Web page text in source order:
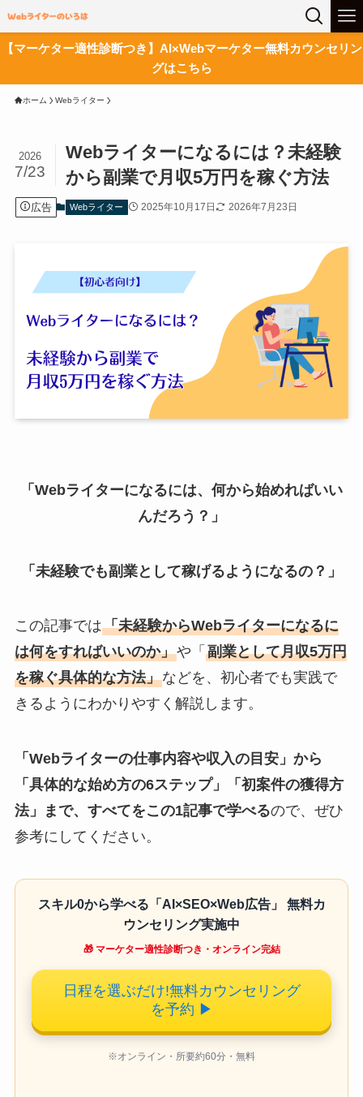
【マーケター適性診断つき】AI×Webマーケター無料カウンセリン
グはこちら
ホーム Webライター
Webライターになるには？未経験
から副業で月収5万円を稼ぐ方法
2026
7/23
広告 Webライター 2025年10月17日 2026年7月23日
「Webライターになるには、何から始めればいい
んだろう？」
「未経験でも副業として稼げるようになるの？」
この記事では「未経験からWebライターになるに
は何をすればいいのか」や「 副業として月収5万円
を稼ぐ具体的な方法」などを、初心者でも実践で
きるようにわかりやすく解説します。
「Webライターの仕事内容や収入の目安」から
「具体的な始め方の6ステップ」「初案件の獲得方
法」まで、すべてをこの1記事で学べるので、ぜひ
参考にしてください。
スキル0から学べる「AI×SEO×Web広告」 無料カ
ウンセリング実施中
🎁 マーケター適性診断つき・オンライン完結
日程を選ぶだけ!無料カウンセリング
を予約 ▶
※オンライン・所要約60分・無料